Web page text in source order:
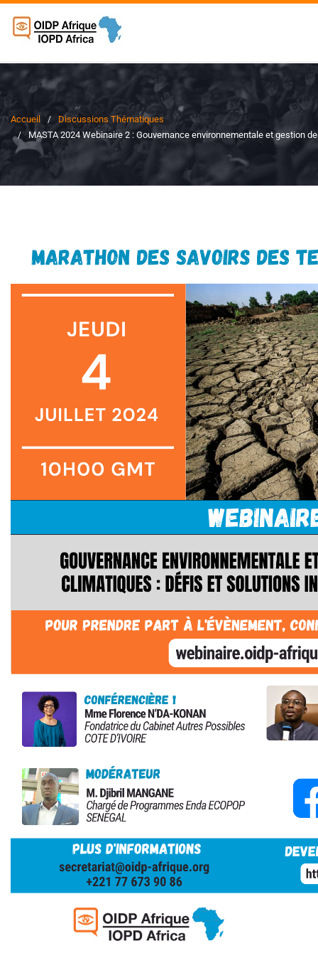
Accueil
Discussions Thématiques
MASTA 2024 Webinaire 2 : Gouvernance environnementale et gestion